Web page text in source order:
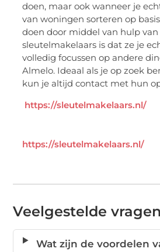
doen, maar ook wanneer je
van woningen sorteren op
doen door middel van hulp
sleutelmakelaars is dat ze je
volledig focussen op andere
Almelo. Ideaal als je op zoek
kun je altijd contact met hun
https://sleutelmakelaars.nl/
https://sleutelmakelaars.nl/
Veelgestelde vragen
Wat zijn de voordelen